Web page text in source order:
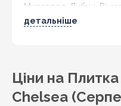
Миргород, Лубни,
Бердичів, Житомир,
детальніше
Ціни на
Chelsea